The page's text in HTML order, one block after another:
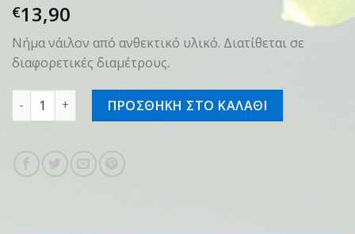
€13,90
Νήμα νάιλον από ανθεκτικό υλικό. Διατίθεται σε
διαφορετικές διαμέτρους.
Μεσινέζα πενταγωνη πορτοκαλί 2,4mm x 48m ποσότητα
ΠΡΟΣΘΗΚΗ ΣΤΟ ΚΑΛΑΘΙ